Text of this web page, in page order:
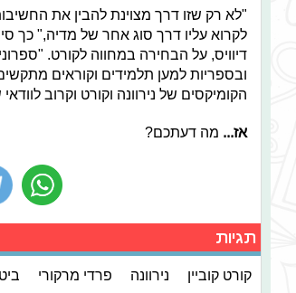
"לא רק שזו דרך מצוינת להבין את
דיוויס, על הבחירה במחווה לקורט.
ובספריות למען תלמידים וקוראים
הקומיקסים של נירוונה וקורט וקרוב
אז... מה דעתכם?
תגיות
קורט קוביין נירוונה פרדי מרקורי